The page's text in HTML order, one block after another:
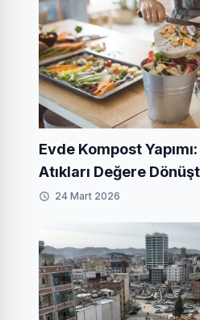
Evde Kompost
Atıkları Değere
En Kolay Yolu
24 Mart 2026